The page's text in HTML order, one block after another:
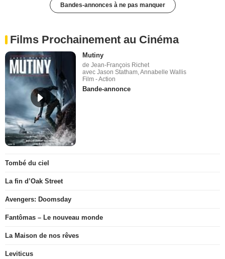
Bandes-annonces à ne pas manquer
Films Prochainement au Cinéma
Mutiny
de Jean-François Richet
avec Jason Statham, Annabelle Wallis
Film - Action
Bande-annonce
Tombé du ciel
La fin d’Oak Street
Avengers: Doomsday
Fantômas – Le nouveau monde
La Maison de nos rêves
Leviticus